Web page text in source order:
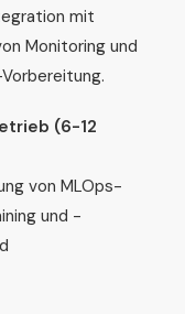
mit
Monitoring und
(6-12
von MLOps-
und -